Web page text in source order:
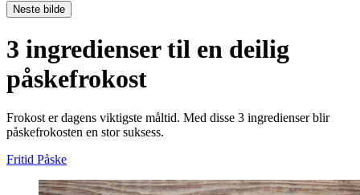
Neste bilde
3 ingredienser til en deilig
påskefrokost
Frokost er dagens viktigste måltid. Med disse 3 ingredienser blir
påskefrokosten en stor suksess.
Fritid Påske